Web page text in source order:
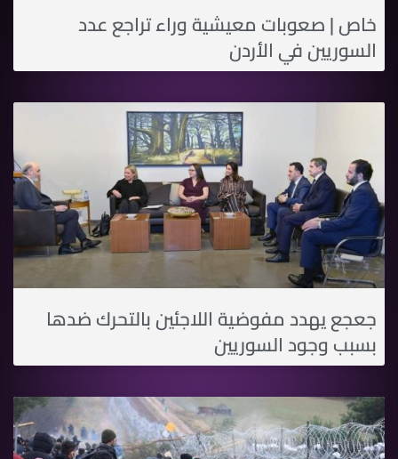
خاص | صعوبات معيشية وراء تراجع عدد
السوريين في الأردن
جعجع يهدد مفوضية اللاجئين بالتحرك ضدها
بسبب وجود السوريين